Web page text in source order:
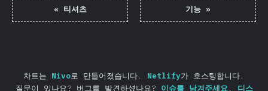
« 티셔츠 기능 »
차트는 Nivo로 만들어졌습니다. Netlify가 호스팅합니다.
질문이 있나요? 버그를 발견하셨나요? 이슈를 남겨주세요. 디스